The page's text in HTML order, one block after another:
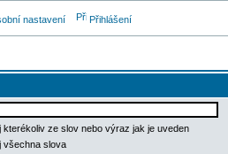
nastavení Přihlášení
kterékoliv ze slov nebo výraz jak je uveden
všechna slova